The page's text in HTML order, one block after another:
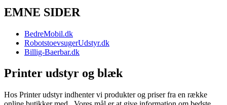
EMNE SIDER
BedreMobil.dk
RobotstoevsugerUdstyr.dk
Billig-Baerbar.dk
Printer udstyr og blæk
Hos Printer udstyr indhenter vi produkter og priser fra en række